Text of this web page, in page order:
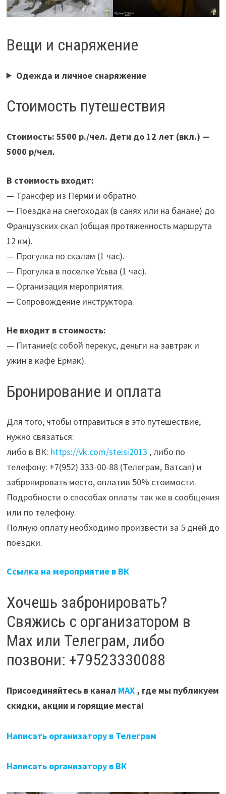
Вещи и снаряжение
Одежда и личное снаряжение
Стоимость путешествия
Стоимость: 5500 р./чел. Дети до 12 лет (вкл.) —
5000 р/чел.
В стоимость входит:
— Трансфер из Перми и обратно.
— Поездка на снегоходах (в санях или на банане) до
Французских скал (общая протяженность маршрута
12 км).
— Прогулка по скалам (1 час).
— Прогулка в поселке Усьва (1 час).
— Организация мероприятия.
— Сопровождение инструктора.
Не входит в стоимость:
— Питание(с собой перекус, деньги на завтрак и
ужин в кафе Ермак).
Бронирование и оплата
Для того, чтобы отправиться в это путешествие,
нужно связаться:
либо в ВК: https://vk.com/steisi2013 , либо по
телефону: +7(952) 333-00-88 (Телеграм, Ватсап) и
забронировать место, оплатив 50% стоимости.
Подробности о способах оплаты так же в сообщения
или по телефону.
Полную оплату необходимо произвести за 5 дней до
поездки.
Ссылка на мероприятие в ВК
Хочешь забронировать?
Свяжись с организатором в
Мах или Телеграм, либо
позвони: +79523330088
Присоединяйтесь в канал МАХ , где мы публикуем
скидки, акции и горящие места!
Написать организатору в Телеграм
Написать организатору в ВК